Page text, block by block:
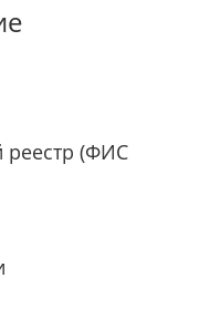
реестр (ФИС